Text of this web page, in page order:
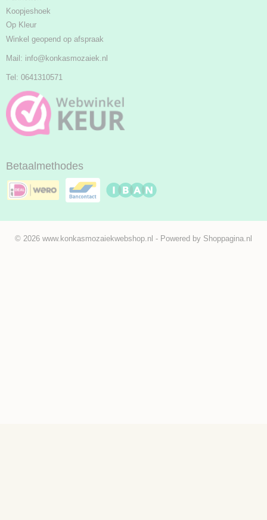
Koopjeshoek
Op Kleur
Winkel geopend op afspraak
Mail: info@konkasmozaiek.nl
Tel: 0641310571
Betaalmethodes
© 2026 www.konkasmozaiekwebshop.nl - Powered by Shoppagina.nl